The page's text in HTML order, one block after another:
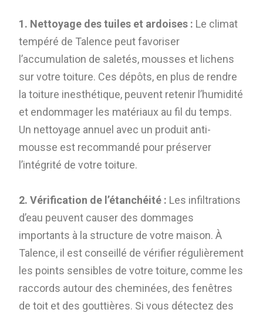
1. Nettoyage des tuiles et ardoises : Le climat
tempéré de Talence peut favoriser
l’accumulation de saletés, mousses et lichens
sur votre toiture. Ces dépôts, en plus de rendre
la toiture inesthétique, peuvent retenir l’humidité
et endommager les matériaux au fil du temps.
Un nettoyage annuel avec un produit anti-
mousse est recommandé pour préserver
l’intégrité de votre toiture.
2. Vérification de l’étanchéité : Les infiltrations
d’eau peuvent causer des dommages
importants à la structure de votre maison. À
Talence, il est conseillé de vérifier régulièrement
les points sensibles de votre toiture, comme les
raccords autour des cheminées, des fenêtres
de toit et des gouttières. Si vous détectez des